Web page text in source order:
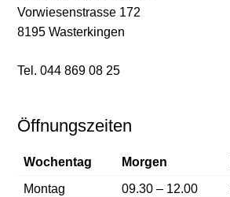
Vorwiesenstrasse 172
8195 Wasterkingen
Tel. 044 869 08 25
Öffnungszeiten
Wochentag Morgen
Montag
09.30 – 12.00